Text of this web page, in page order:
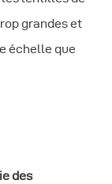
grandes et
échelle que
des